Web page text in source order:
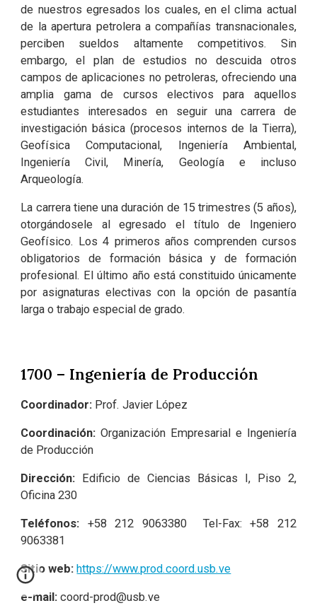
de nuestros egresados los cuales, en el clima actual
de la apertura petrolera a compañías transnacionales,
perciben sueldos altamente competitivos. Sin
embargo, el plan de estudios no descuida otros
campos de aplicaciones no petroleras, ofreciendo una
amplia gama de cursos electivos para aquellos
estudiantes interesados en seguir una carrera de
investigación básica (procesos internos de la Tierra),
Geofísica Computacional, Ingeniería Ambiental,
Ingeniería Civil, Minería, Geología e incluso
Arqueología.
La carrera tiene una duración de 15 trimestres (5 años),
otorgándosele al egresado el título de Ingeniero
Geofísico. Los 4 primeros años comprenden cursos
obligatorios de formación básica y de formación
profesional. El último año está constituido únicamente
por asignaturas electivas con la opción de pasantía
larga o trabajo especial de grado.
1700 – Ingeniería de Producción
Coordinador: Prof. Javier López
Coordinación: Organización Empresarial e Ingeniería
de Producción
Dirección: Edificio de Ciencias Básicas I, Piso 2,
Oficina 230
Teléfonos: +58212 9063380 Tel-Fax: +58 212
9063381
Sitio web:https://www.prod.coord.usb.ve
e-mail: coord-prod@usb.ve